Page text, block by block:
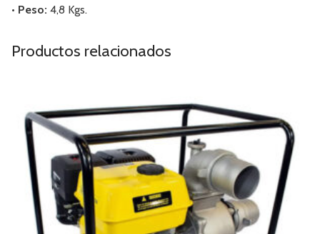
• Peso: 4,8 Kgs.
Productos relacionados